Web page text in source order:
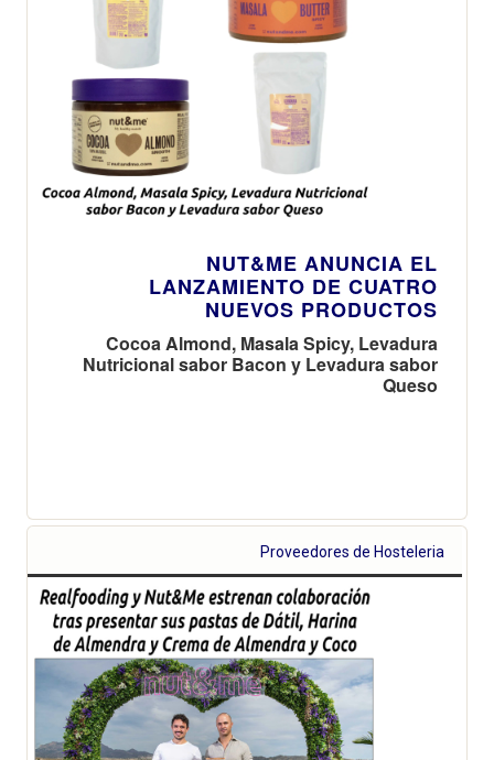
NUT&ME ANUNCIA EL
LANZAMIENTO DE CUATRO
NUEVOS PRODUCTOS
Cocoa Almond, Masala Spicy, Levadura
Nutricional sabor Bacon y Levadura sabor
Queso
Proveedores de Hosteleria